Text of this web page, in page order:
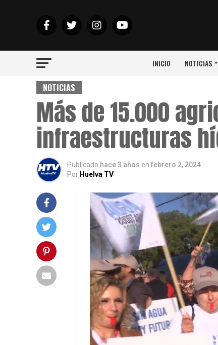
INICIO NOTICIAS
NOTICIAS
Más de 15.000
infraestructuras
Publicado hace 3 años en febrero 2, 2024
Por Huelva TV